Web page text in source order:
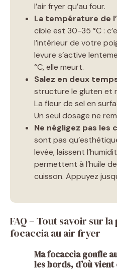
l’air fryer qu’au four.
La température de
cible est 30-35 °C :
l’intérieur de votre
levure s’active
°C, elle meurt.
Salez en deux
structure le gluten et
La fleur de sel en
Un seul dosage ne
Ne négligez pas les
sont pas
levée, laissent
permettent à l’huile
cuisson. Appuyez
FAQ – Tout savoir sur
focaccia au air fryer
Ma focaccia gonfle
les bords, d’où